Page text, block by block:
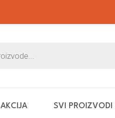
AKCIJA SVI PROIZVODI